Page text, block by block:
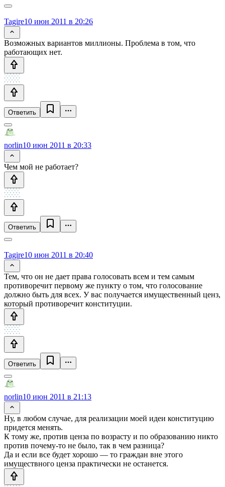
Tagire10 июн 2011 в 20:26
Возможных вариантов миллионы. Проблема в том, что
работающих нет.
Ответить
norlin10 июн 2011 в 20:33
Чем мой не работает?
Ответить
Tagire10 июн 2011 в 20:40
Тем, что он не дает права голосовать всем и тем самым
противоречит первому же пункту о том, что голосование
должно быть для всех. У вас получается имущественный ценз,
который противоречит конституции.
Ответить
norlin10 июн 2011 в 21:13
Ну, в любом случае, для реализации моей идеи конституцию
придется менять.
К тому же, против ценза по возрасту и по образованию никто
против почему-то не было, так в чем разница?
Да и если все будет хорошо — то граждан вне этого
имуществного ценза практически не останется.